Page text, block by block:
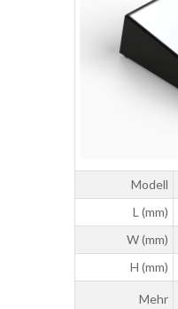
Modell
L (mm)
W (mm)
H (mm)
Mehr